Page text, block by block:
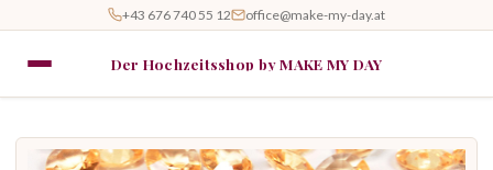
+43 676 740 55 12 office@make-my-day.at
Der Hochzeitsshop by MAKE MY DAY